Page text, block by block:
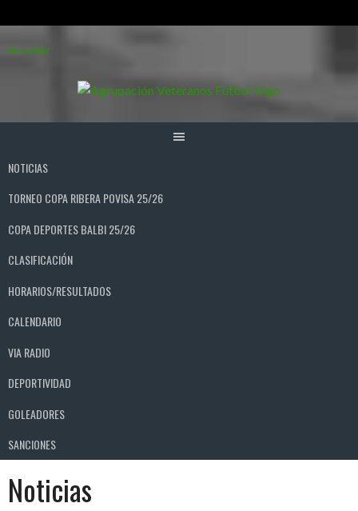
alAcceder
NOTICIAS
TORNEO COPA RIBERA POVISA 25/26
COPA DEPORTES BALBI 25/26
CLASIFICACIÓN
HORARIOS/RESULTADOS
CALENDARIO
VIA RADIO
DEPORTIVIDAD
GOLEADORES
SANCIONES
Noticias